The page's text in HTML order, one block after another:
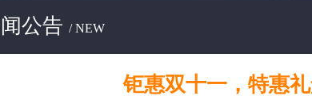
公告 / NEW
钜惠双十一，特惠